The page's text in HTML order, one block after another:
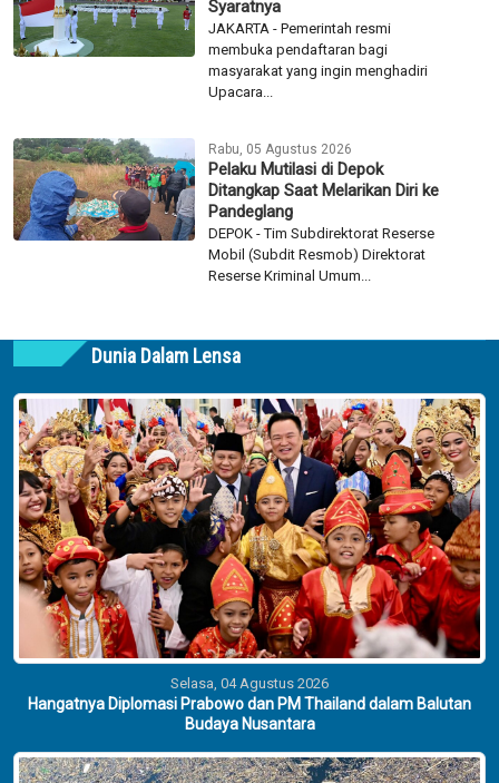
Syaratnya
JAKARTA - Pemerintah resmi
membuka pendaftaran bagi
masyarakat yang ingin menghadiri
Upacara...
Rabu, 05 Agustus 2026
Pelaku Mutilasi di Depok
Ditangkap Saat Melarikan Diri ke
Pandeglang
DEPOK - Tim Subdirektorat Reserse
Mobil (Subdit Resmob) Direktorat
Reserse Kriminal Umum...
Dunia Dalam Lensa
Selasa, 04 Agustus 2026
Hangatnya Diplomasi Prabowo dan PM Thailand dalam Balutan
Budaya Nusantara